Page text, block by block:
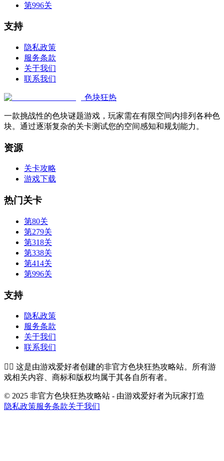
第996关
支持
隐私政策
服务条款
关于我们
联系我们
色块狂热
一款挑战性的色块谜题游戏，玩家需在有限空间内排列各种色
块。通过逐渐复杂的关卡测试您的空间感知和规划能力。
资源
关卡攻略
游戏下载
热门关卡
第80关
第279关
第318关
第338关
第414关
第996关
支持
隐私政策
服务条款
关于我们
联系我们
👉🏻 这是由游戏爱好者创建的非官方色块狂热攻略站。所有游
戏相关内容、商标和版权均属于其各自所有者。
© 2025 非官方色块狂热攻略站 - 由游戏爱好者为玩家打造
隐私政策服务条款关于我们